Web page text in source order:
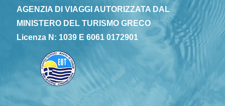
AGENZIA DI VIAGGI AUTORIZZATA DAL
MINISTERO DEL TURISMO GRECO
Licenza N: 1039 E 6061 0172901